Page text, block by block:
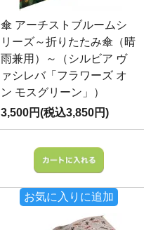
傘 アーチストブルームシ
リーズ～折りたたみ傘（晴
雨兼用）～（シルビア ヴ
ァシレバ「フラワーズ オ
ン モスグリーン」）
3,500円(税込3,850円)
お気に入りに追加